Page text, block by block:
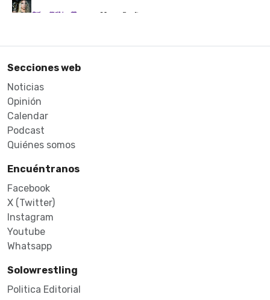
Secciones web
Noticias
Opinión
Calendar
Podcast
Quiénes somos
Encuéntranos
Facebook
X (Twitter)
Instagram
Youtube
Whatsapp
Solowrestling
Politica Editorial